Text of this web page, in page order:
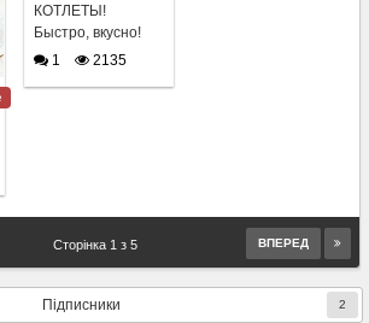
КОТЛЕТЫ!
Быстро, вкусно!
1
2135
ВПЕРЕД
Сторінка 1 з 5
Підписники 2